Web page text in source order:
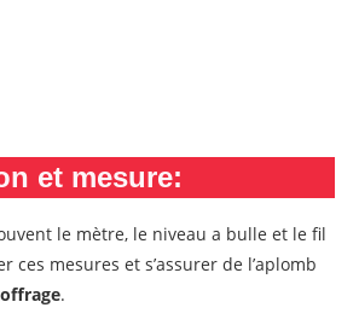
et mesure:
le mètre, le niveau a bulle et le fil
ces mesures et s’assurer de l’aplomb
.